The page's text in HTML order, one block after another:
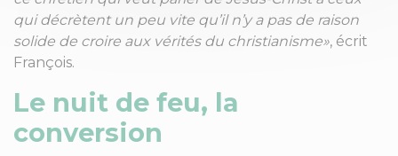
qui décrètent un peu vite qu’il n’y a pas de raison
solide de croire aux vérités du christianisme», écrit
François.
Le nuit de feu, la
conversion